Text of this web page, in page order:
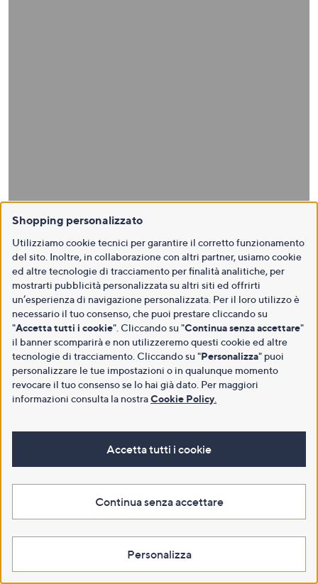
Shopping personalizzato
Utilizziamo cookie tecnici per garantire il corretto funzionamento
del sito. Inoltre, in collaborazione con altri partner, usiamo cookie
ed altre tecnologie di tracciamento per finalità analitiche, per
mostrarti pubblicità personalizzata su altri siti ed offrirti
un’esperienza di navigazione personalizzata. Per il loro utilizzo è
necessario il tuo consenso, che puoi prestare cliccando su
"Accetta tutti i cookie". Cliccando su "Continua senza accettare"
il banner scomparirà e non utilizzeremo questi cookie ed altre
tecnologie di tracciamento. Cliccando su "Personalizza" puoi
personalizzare le tue impostazioni o in qualunque momento
revocare il tuo consenso se lo hai già dato. Per maggiori
informazioni consulta la nostraCookie Policy
Accetta tutti i cookie
Continua senza accettare
Personalizza